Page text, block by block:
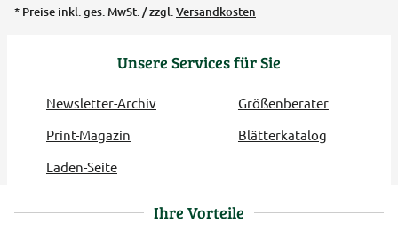
Unsere Services für Sie
Newsletter-Archiv
Größenberater
Print-Magazin
Blätterkatalog
Laden-Seite
* Preise inkl. ges. MwSt. / zzgl.Versandkosten
Ihre Vorteile